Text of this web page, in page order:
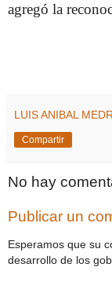
agregó la
LUIS ANIBAL
Compartir
No hay
Publicar un
Esperamos que su
desarrollo de los